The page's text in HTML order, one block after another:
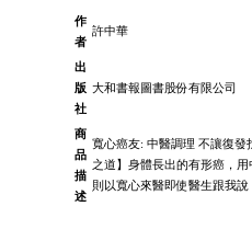
作
者
許中華
出
版
社
大和書報圖書股份有限公司
商
品
描
述
寬心癌友: 中醫調理 不讓復
之道】身體長出的有形癌，
則以寬心來醫即使醫生跟我